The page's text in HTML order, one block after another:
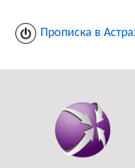
Прописка в